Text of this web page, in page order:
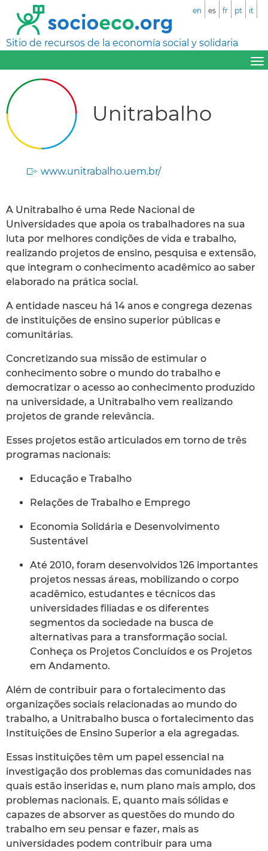
Sitio de recursos de la economía social y solidaria
en es fr pt it
Unitrabalho
www.unitrabalho.uem.br/
A Unitrabalho é uma Rede Nacional de
Universidades que apoia os trabalhadores na sua
luta por melhores condições de vida e trabalho,
realizando projetos de ensino, pesquisa e extensão,
que integram o conhecimento acadêmico ao saber
elaborado na prática social.
A entidade nasceu há 14 anos e congrega dezenas
de instituições de ensino superior públicas e
comunitárias.
Concretizando sua missão de estimular o
conhecimento sobre o mundo do trabalho e
democratizar o acesso ao conhecimento produzido
na universidade, a Unitrabalho vem realizando
projetos de grande relevância.
Esses projetos estão articulados em torno de três
programas nacionais:
Educação e Trabalho
Relações de Trabalho e Emprego
Economia Solidária e Desenvolvimento
Sustentável
Até 2010, foram desenvolvidos 126 importantes
projetos nessas áreas, mobilizando o corpo
acadêmico, estudantes e técnicos das
universidades filiadas e os diferentes
segmentos da sociedade na busca de
alternativas para a transformação social.
Conheça os Projetos Concluídos e os Projetos
em Andamento.
Além de contribuir para o fortalecimento das
organizações sociais relacionadas ao mundo do
trabalho, a Unitrabalho busca o fortalecimento das
Instituições de Ensino Superior a ela agregadas.
Essas instituições têm um papel essencial na
investigação dos problemas das comunidades nas
quais estão inseridas e, num plano mais amplo, dos
problemas nacionais. E, quanto mais sólidas e
capazes de absorver as questões do mundo do
trabalho em seu pensar e fazer, mais as
universidades podem contribuir para uma